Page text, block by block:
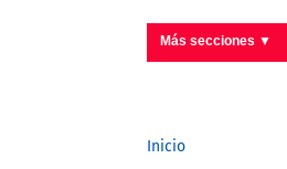
Más secciones ▼
Inicio